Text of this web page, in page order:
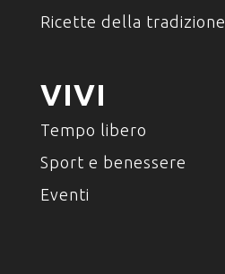
Ricette della tradizione
VIVI
Tempo libero
Sport e benessere
Eventi